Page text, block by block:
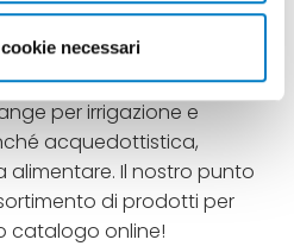
necessari
di flange
per irrigazione e
acquedottistica,
alimentare. Il nostro punto
di prodotti per
catalogo online!